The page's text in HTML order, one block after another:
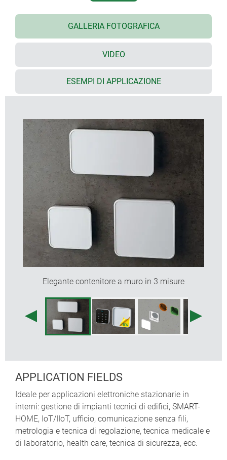
incasso/per pareti leggere
S84/E155: con apertura di installazione max. di 61
mm / scatole doppie e scatole di installazione
: per scatole standard più grandi fino a max.
100 mm di altezza/100 mm di larghezza
specchio, parte superiore con superficie finemente
strutturata
Materiale V0 di elevata qualità ASA+PC-FR in
bianco traffico (RAL 9016)
Montaggio pratico e senza viti del contenitore con
funzione a scatto – presenta vantaggi essenziali
per le successive operazioni di collegamento sul
posto
Superficie piana arretrata per connettori USB, Mini
USB ecc. e per aprire il contenitore con un sistema
di sblocco separato (a coppie tra gli accessori)
Superficie di comando incavata per proteggere
tastiera a membrana, elementi di indicazione e
comando, touchscreen e molto altro ancora
interno (su richiesta) per le superfici parzialmente
retroilluminate in modo da lasciar passare la luce
dei LED posizionati sul retro; ideale per indicazioni
di temperatura e per singole indicazioni di stato
foglio fenolico di carta come accessorio ad innesto
(misura S114 su richiesta - quantità minima 100
pz.) protegge se necessario i componenti elettronici
sottostanti da danni durante il montaggio/gli
interventi
Lastra in vetro per applicazioni di alto livello
qualitativo compresa nel programma di accessori
(misura S114 su richiesta - quantità minima 100
GALLERIA FOTOGRAFICA
VIDEO
ESEMPI DI APPLICAZIONE
Elegante contenitore a muro in 3 misure
APPLICATION FIELDS
Ideale per applicazioni elettroniche stazionarie in
interni: gestione di impianti tecnici di edifici, SMART-
HOME, IoT/IIoT, ufficio, comunicazione senza fili,
metrologia e tecnica di regolazione, tecnica medicale e
di laboratorio, health care, tecnica di sicurezza, ecc.